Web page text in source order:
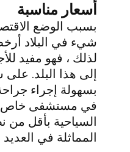
أسعار مناسبة
بسبب الوضع
شيء في البلاد
لذلك ، فهو مفيد
إلى هذا البلد.
بسهولة إجراء
في مستشفى خاص
السياحية بأقل
المماثلة في